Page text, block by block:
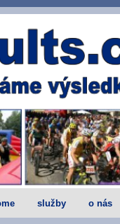
služby o nás